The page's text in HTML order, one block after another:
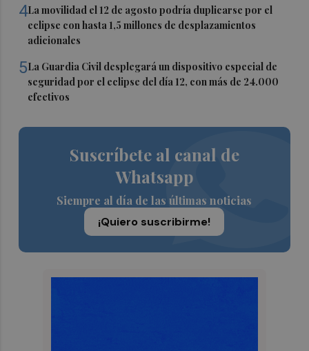
4La movilidad el 12 de agosto podría duplicarse por el
eclipse con hasta 1,5 millones de desplazamientos
adicionales
5La Guardia Civil desplegará un dispositivo especial de
seguridad por el eclipse del día 12, con más de 24.000
efectivos
Suscríbete al canal de
Whatsapp
Siempre al día de las últimas noticias
¡Quiero suscribirme!